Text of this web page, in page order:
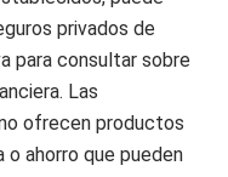
privados de
para consultar sobre
Las
ofrecen productos
o ahorro que pueden